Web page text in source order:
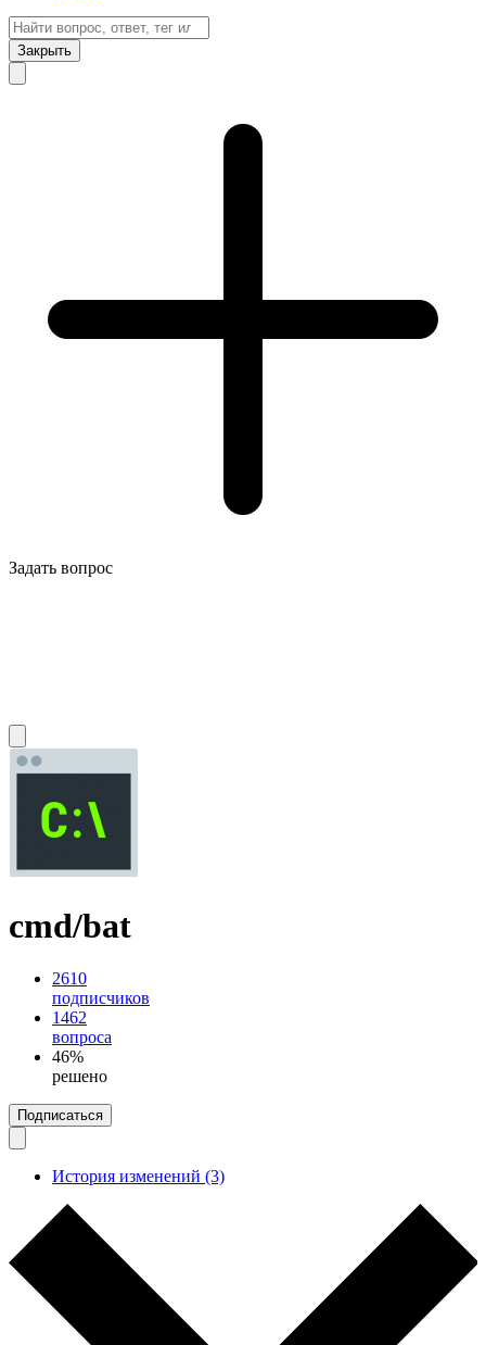
Закрыть
Задать вопрос
cmd/bat
2610
подписчиков
1462
вопроса
46%
решено
Подписаться
История изменений (3)